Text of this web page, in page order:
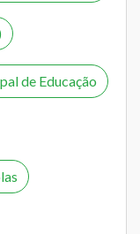
de Educação